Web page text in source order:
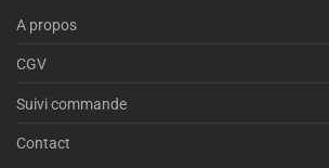
A propos
CGV
Suivi commande
Contact